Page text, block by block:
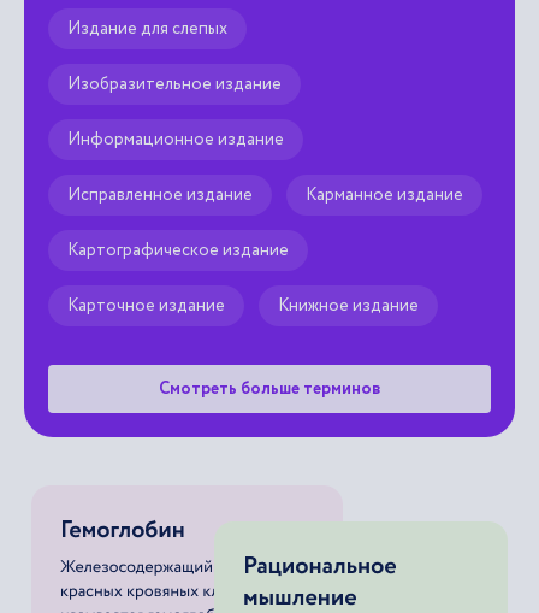
Издание для слепых
Изобразительное издание
Информационное издание
Исправленное издание Карманное издание
Картографическое издание
Карточное издание Книжное издание
Смотреть больше терминов